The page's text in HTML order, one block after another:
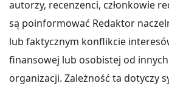
autorzy, recenzenci, członkowie
są poinformować Redaktor
lub faktycznym konflikcie
finansowej lub osobistej od
organizacji. Zależność ta dotyczy